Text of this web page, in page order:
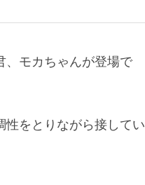
、モカちゃんが登場で
性をとりながら接してい